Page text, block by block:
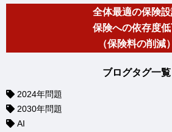
全体最適の保険
保険への依存度
（保険料の削減）
ブログタグ一覧
2024年問題
2030年問題
AI